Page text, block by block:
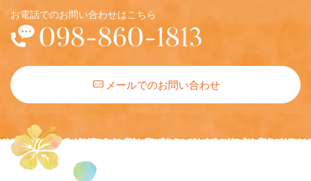
お電話でのお問い合わせはこちら
メールでのお問い合わせ